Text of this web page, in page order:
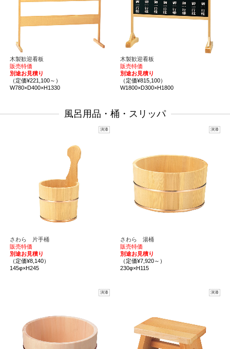
木製歓迎看板
販売特価
別途お見積り
（定価¥221,100～）
W780×D400×H1330
木製歓迎看板
販売特価
別途お見積り
（定価¥815,100）
W1800×D300×H1800
風呂用品・桶・スリッパ
演漆
さわら 片手桶
販売特価
別途お見積り
（定価¥8,140）
145φ×H245
演漆
さわら 湯桶
販売特価
別途お見積り
（定価¥7,920～）
230φ×H115
演漆 演漆